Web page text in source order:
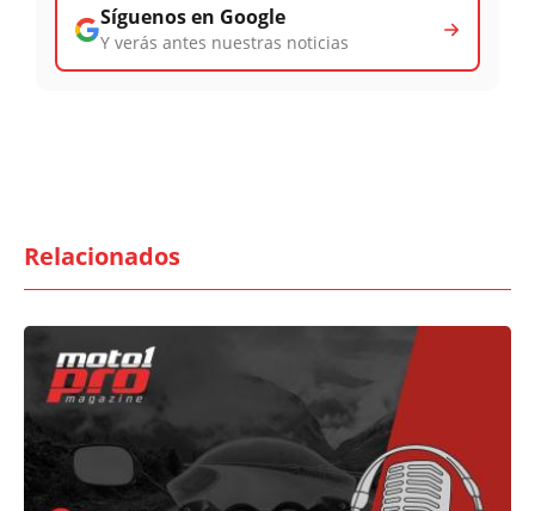
Síguenos en Google
Y verás antes nuestras noticias
Relacionados